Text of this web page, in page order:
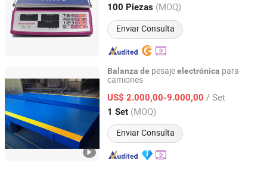
100 Piezas (MOQ)
Enviar Consulta
Guangdong, China Desde 2006
Balanza de pesajeelectrónica para
camiones
US$ 2.000,00-9.000,00 / Set
1 Set (MOQ)
Enviar Consulta
Quanzhou Xixing Machinery Co., Ltd.
Fujian, China Desde 2019